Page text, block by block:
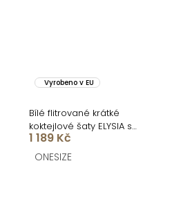
Vyrobeno v EU
Bílé flitrované krátké
koktejlové šaty ELYSIA s
kraťásky
1 189 Kč
ONESIZE